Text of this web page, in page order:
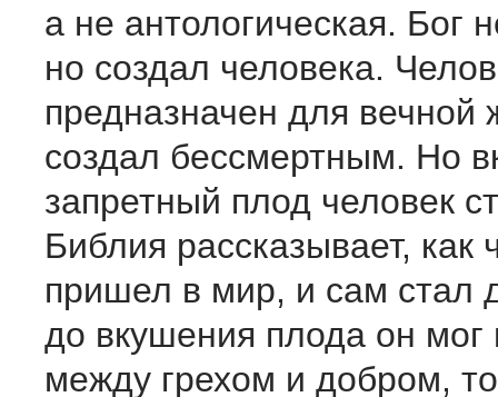
а не антологическая. Бог
но создал человека.
предназначен для вечной
создал бессмертным. Но
запретный плод человек
Библия рассказывает, как
пришел в мир, и сам стал
до вкушения плода он мог
между грехом и добром,